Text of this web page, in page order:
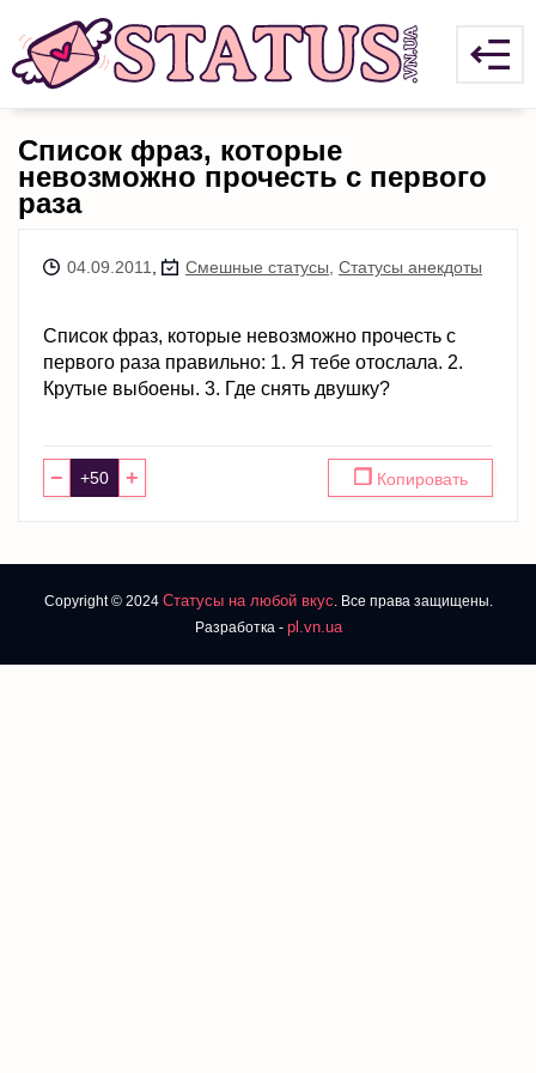
Список фраз, которые
невозможно прочесть с первого
раза
04.09.2011 Смешные статусы Статусы анекдоты
Список фраз, которые невозможно прочесть с
первого раза правильно: 1. Я тебе отослала. 2.
Крутые выбоены. 3. Где снять двушку?
− + ❐ Копировать
Copyright © 2024 Статусы на любой вкус. Все права защищены.
Разработка - pl.vn.ua